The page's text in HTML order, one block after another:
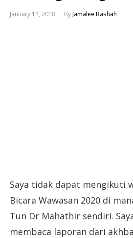
January 14, 2018 ByJamalee Bashah
Saya tidak dapat mengikuti
Bicara Wawasan 2020 di
Tun Dr Mahathir sendiri.
membaca laporan dari